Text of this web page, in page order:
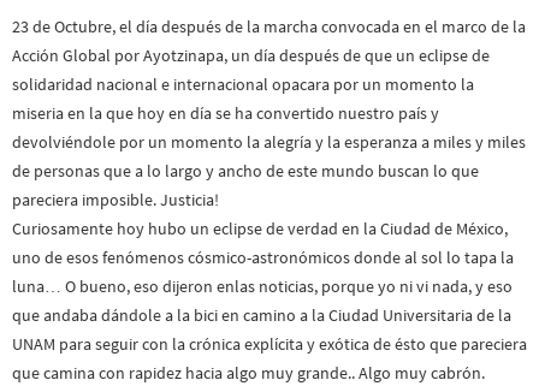
23 de Octubre, el día después de la marcha convocada en el marco de la
Acción Global por Ayotzinapa, un día después de que un eclipse de
solidaridad nacional e internacional opacara por un momento la
miseria en la que hoy en día se ha convertido nuestro país y
devolviéndole por un momento la alegría y la esperanza a miles y miles
de personas que a lo largo y ancho de este mundo buscan lo que
pareciera imposible. Justicia!
Curiosamente hoy hubo un eclipse de verdad en la Ciudad de México,
uno de esos fenómenos cósmico-astronómicos donde al sol lo tapa la
luna… O bueno, eso dijeron enlas noticias, porque yo ni vi nada, y eso
que andaba dándole a la bici en camino a la Ciudad Universitaria de la
UNAM para seguir con la crónica explícita y exótica de ésto que pareciera
que camina con rapidez hacia algo muy grande.. Algo muy cabrón.